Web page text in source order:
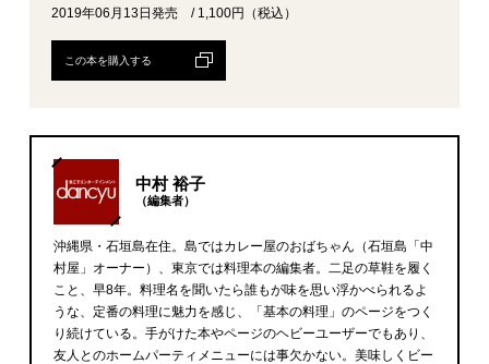
2019年06月13日発売 / 1,100円（税込）
この本を購入する
中村 裕子
（編集者）
沖縄県・石垣島在住。島ではカレー屋のおばちゃん（石垣島「中
村屋」オーナー）、東京では料理本の編集者。二足の草鞋を履く
こと、早8年。料理名を聞いたら誰もが味を思い浮かべられるよ
うな、定番の料理に魅力を感じ、「基本の料理」のページをつく
り続けている。手がけた本やページのヘビーユーザーでもあり、
友人とのホームパーティメニューには事欠かない。美味しくビー